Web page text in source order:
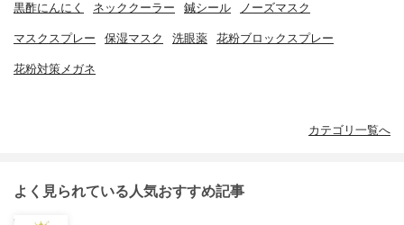
黒酢にんにく ネッククーラー 鍼シール ノーズマスク
マスクスプレー 保湿マスク 洗眼薬 花粉ブロックスプレー
花粉対策メガネ
カテゴリ一覧へ
よく見られている人気おすすめ記事